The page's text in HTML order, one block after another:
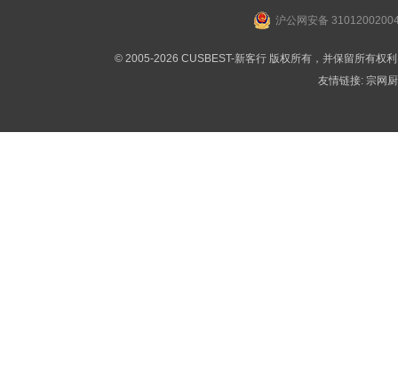
沪公网安备
© 2005-2026 CUSBEST-新客行 版权所有，并保留所有权
友情链接: 宗网